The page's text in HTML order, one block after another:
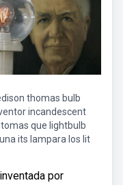
thomas bulb
incandescent
tomas que lightbulb
its lampara los lit
por